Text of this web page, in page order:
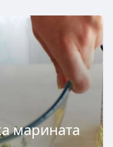
марината